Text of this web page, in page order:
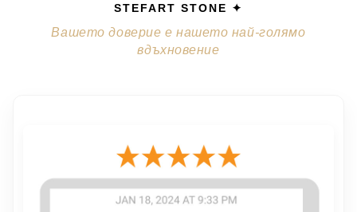
STEFART STONE ✦
Вашето доверие е нашето най-голямо
вдъхновение